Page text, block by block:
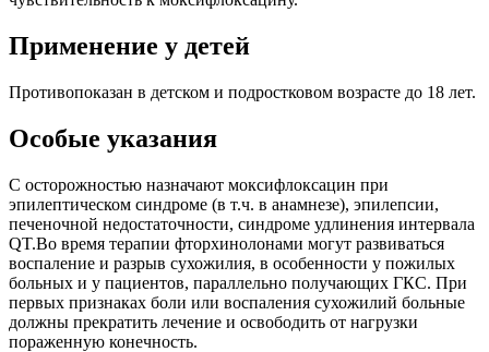
Применение у детей
Противопоказан в детском и подростковом возрасте до 18 лет.
Особые указания
С осторожностью назначают моксифлоксацин при
эпилептическом синдроме (в т.ч. в анамнезе), эпилепсии,
печеночной недостаточности, синдроме удлинения интервала
QT.Во время терапии фторхинолонами могут развиваться
воспаление и разрыв сухожилия, в особенности у пожилых
больных и у пациентов, параллельно получающих ГКС. При
первых признаках боли или воспаления сухожилий больные
должны прекратить лечение и освободить от нагрузки
пораженную конечность.